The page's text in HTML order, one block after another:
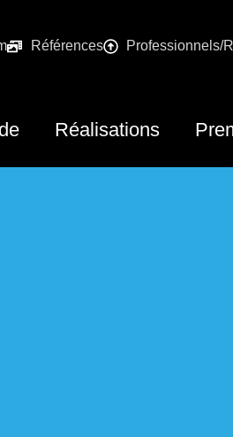
Références Professionnels/
Réalisations